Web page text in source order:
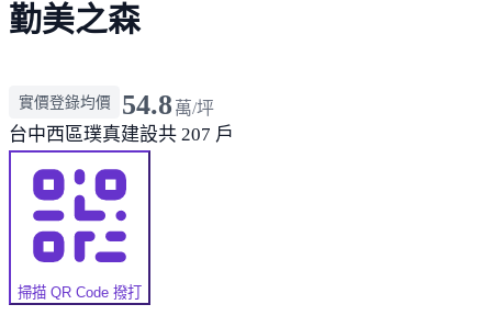
勤美之森
實價登錄均價 54.8 萬/坪
台中西區璞真建設共 207 戶
掃描 QR Code 撥打